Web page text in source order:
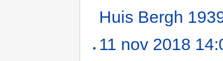
Huis Bergh
11 nov 2018